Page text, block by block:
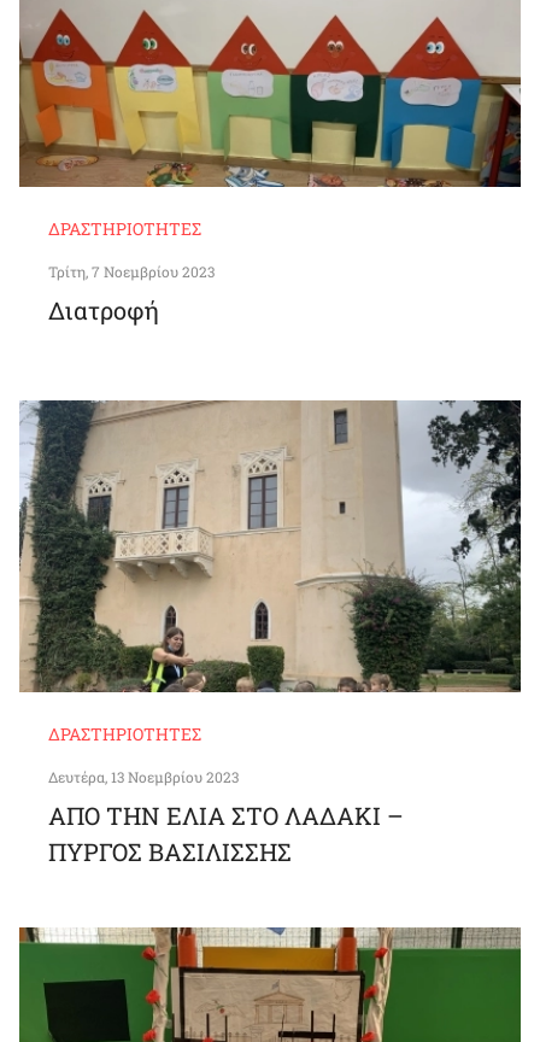
ΔΡΑΣΤΗΡΙΌΤΗΤΕΣ
Τρίτη, 7 Νοεμβρίου 2023
Διατροφή
ΔΡΑΣΤΗΡΙΌΤΗΤΕΣ
Δευτέρα, 13 Νοεμβρίου 2023
ΑΠΟ ΤΗΝ ΕΛΙΑ ΣΤΟ ΛΑΔΑΚΙ –
ΠΥΡΓΟΣ ΒΑΣΙΛΙΣΣΗΣ